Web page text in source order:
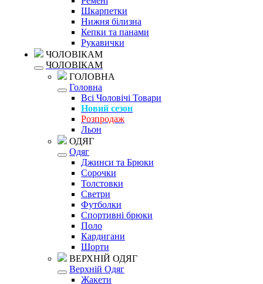
Шкарпетки
Нижня білизна
Кепки та панами
Рукавички
ЧОЛОВІКАМ
ЧОЛОВІКАМ
ГОЛОВНА
Головна
Всі Чоловічі Товари
Новий сезон
Розпродаж
Льон
ОДЯГ
Одяг
Джинси та Брюки
Сорочки
Толстовки
Светри
Футболки
Спортивні брюки
Поло
Кардигани
Шорти
ВЕРХНІЙ ОДЯГ
Верхній Одяг
Жакети